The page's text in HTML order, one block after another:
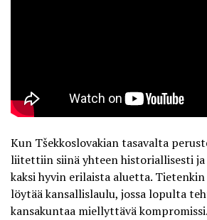
Kun Tšekkoslovakian tasavalta
liitettiin siinä yhteen historiallisesti
kaksi hyvin erilaista aluetta.
löytää kansallislaulu, jossa lopulta
kansakuntaa miellyttävä kompromissi.